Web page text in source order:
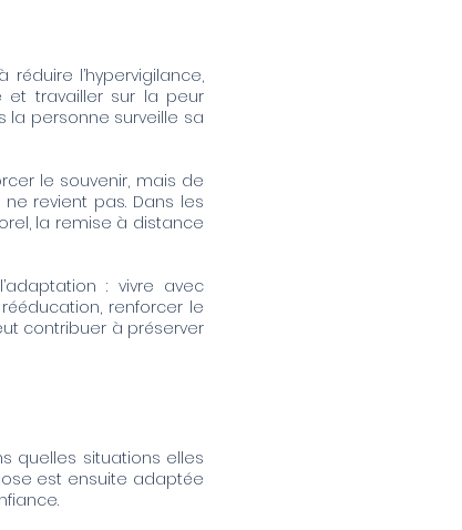
l’hypervigilance,
et travailler sur la peur
la personne surveille sa
le souvenir, mais de
revient pas. Dans les
la remise à distance
: vivre avec
renforcer le
contribuer à préserver
quelles situations elles
est ensuite adaptée